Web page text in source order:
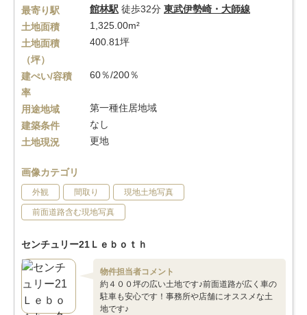
最寄り駅
館林駅 徒歩32分 東武伊勢崎・大師線
土地面積
1,325.00m²
土地面積
（坪）
400.81坪
建ぺい/容積
率
60％/200％
用途地域
第一種住居地域
建築条件
なし
土地現況
更地
画像カテゴリ
外観 間取り 現地土地写真
前面道路含む現地写真
センチュリー21Ｌｅｂｏｔｈ
物件担当者コメント
約４００坪の広い土地です♪前面道路が広く車の
駐車も安心です！事務所や店舗にオススメな土
地です♪